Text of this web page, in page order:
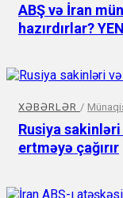
ABŞ və İran
hazırdırlar?
XƏBƏRLƏR /
Rusiya
ertməyə çağırır